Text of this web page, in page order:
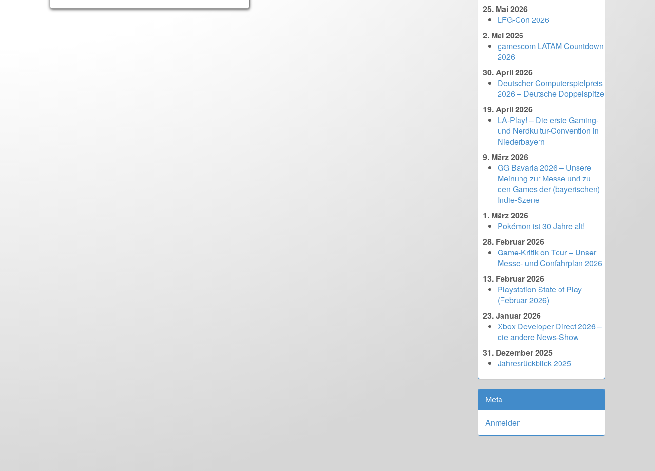
25. Mai 2026
LFG-Con 2026
2. Mai 2026
gamescom LATAM Countdown
2026
30. April 2026
Deutscher Computerspielpreis
2026 – Deutsche Doppelspitze
19. April 2026
LA-Play! – Die erste Gaming-
und Nerdkultur-Convention in
Niederbayern
9. März 2026
GG Bavaria 2026 – Unsere
Meinung zur Messe und zu
den Games der (bayerischen)
Indie-Szene
1. März 2026
Pokémon ist 30 Jahre alt!
28. Februar 2026
Game-Kritik on Tour – Unser
Messe- und Confahrplan 2026
13. Februar 2026
Playstation State of Play
(Februar 2026)
23. Januar 2026
Xbox Developer Direct 2026 –
die andere News-Show
31. Dezember 2025
Jahresrückblick 2025
Meta
Anmelden